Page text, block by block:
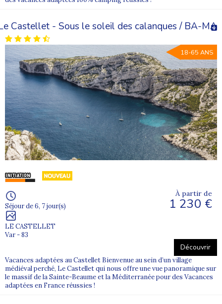
Castellet - Sous le soleil des calanques / BA-MA
18-65 ANS
Séjour de 6, 7 jour(s)
LE CASTELLET
Var - 83
À partir de
1 230 €
Découvrir
Vacances adaptées au Castellet Bienvenue au sein d’un village
médiéval perché, Le Castellet qui nous offre une vue panoramique sur
le massif de la Sainte-Beaume et la Méditerranée pour des Vacances
adaptées en France réussies !